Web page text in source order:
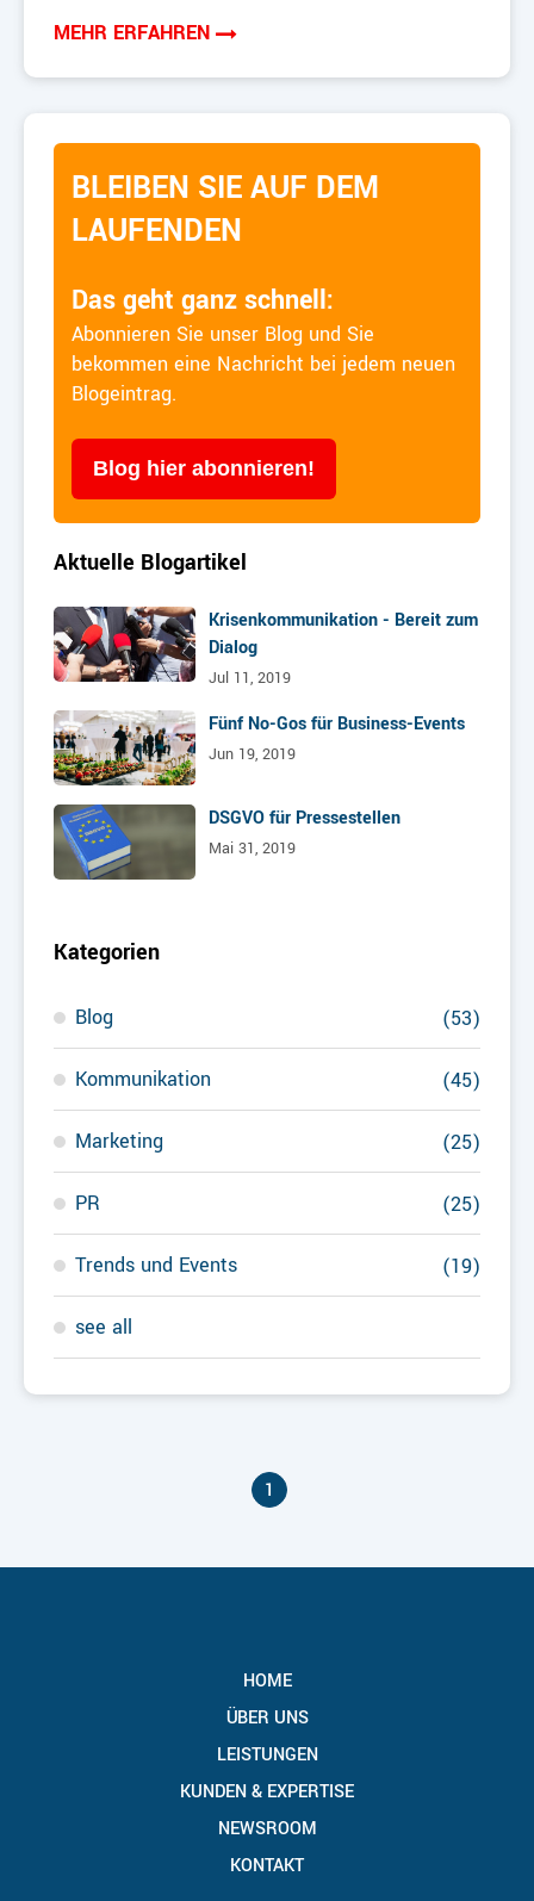
MEHR ERFAHREN
BLEIBEN SIE AUF DEM
LAUFENDEN
Das geht ganz schnell:
Abonnieren Sie unser Blog und Sie
bekommen eine Nachricht bei jedem neuen
Blogeintrag.
Blog hier abonnieren!
Aktuelle Blogartikel
Krisenkommunikation - Bereit zum
Dialog
Jul 11, 2019
Fünf No-Gos für Business-Events
Jun 19, 2019
DSGVO für Pressestellen
Mai 31, 2019
Kategorien
Blog (53)
Kommunikation (45)
Marketing (25)
PR (25)
Trends und Events (19)
see all
1
HOME
ÜBER UNS
LEISTUNGEN
KUNDEN & EXPERTISE
NEWSROOM
KONTAKT